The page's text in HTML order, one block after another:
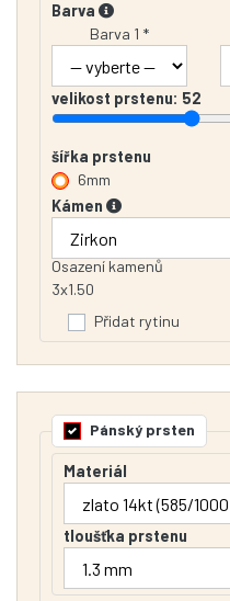
Barva
Barva 1 *
velikost prstenu: 52
šířka prstenu
6mm
Kámen
Osazení kamenů
3x1.50
Přidat rytinu
Pánský prsten
Materiál
tloušťka prstenu